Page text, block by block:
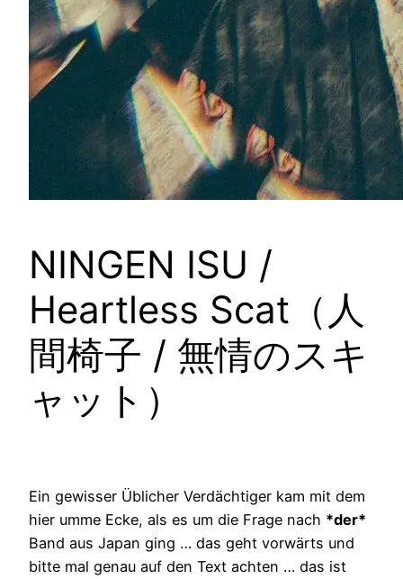
NINGEN ISU /
Heartless Scat（人
間椅子 / 無情のスキ
ャット）
Ein gewisser Üblicher Verdächtiger kam mit dem
hier umme Ecke, als es um die Frage nach *der*
Band aus Japan ging … das geht vorwärts und
bitte mal genau auf den Text achten … das ist